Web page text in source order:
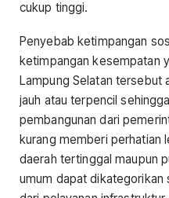
cukup tinggi.
Penyebab ketimpangan
ketimpangan kesempatan
Lampung Selatan tersebut
jauh atau terpencil
pembangunan dari
kurang memberi perhatian
daerah tertinggal maupun
umum dapat dikategorikan